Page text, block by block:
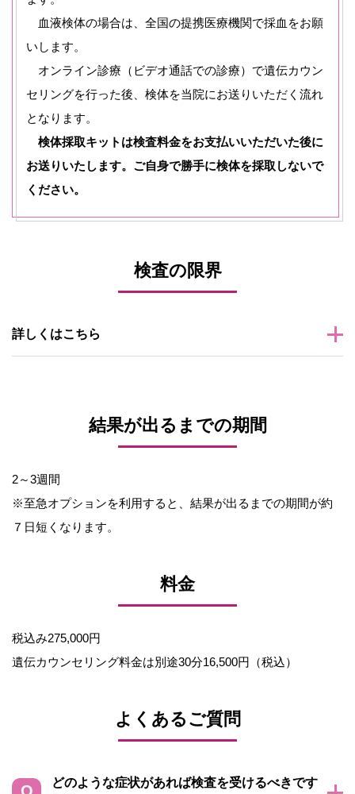
血液検体の場合は、全国の提携医療機関で採血をお願
いします。
オンライン診療（ビデオ通話での診療）で遺伝カウン
セリングを行った後、検体を当院にお送りいただく流れ
となります。
検体採取キットは検査料金をお支払いいただいた後に
お送りいたします。ご自身で勝手に検体を採取しないで
ください。
検査の限界
詳しくはこちら
結果が出るまでの期間
2～3週間
※至急オプションを利用すると、結果が出るまでの期間が約
７日短くなります。
料金
税込み275,000円
遺伝カウンセリング料金は別途30分16,500円（税込）
よくあるご質問
どのような症状があれば検査を受けるべきです